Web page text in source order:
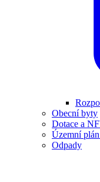
Obecní byty
Dotace a
Územní
Odpady